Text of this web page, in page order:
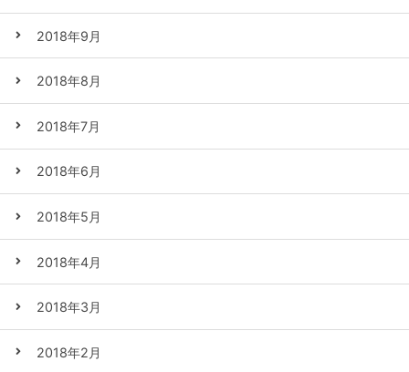
2018年9月
2018年8月
2018年7月
2018年6月
2018年5月
2018年4月
2018年3月
2018年2月